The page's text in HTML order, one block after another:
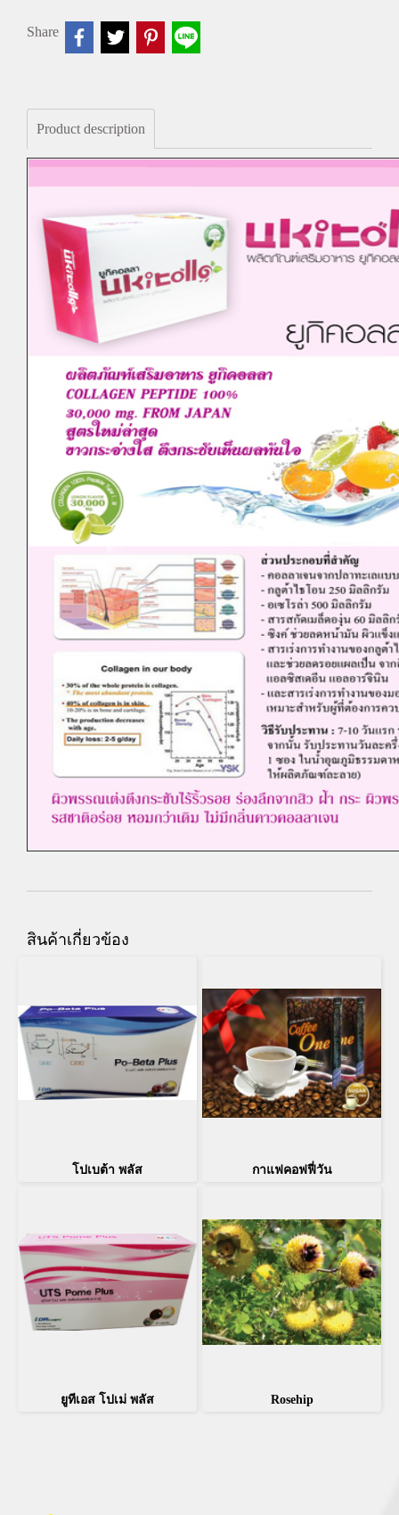
Share
Product description
สินค้าเกี่ยวข้อง
โปเบต้า พลัส กาแฟคอฟฟี่วัน
ยูทีเอส โปเม่ พลัส Rosehip